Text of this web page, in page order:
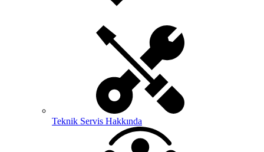
Teknik Servis Hakkında